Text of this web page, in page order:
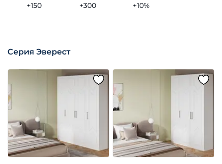
+150 +300 +10%
Серия Эверест